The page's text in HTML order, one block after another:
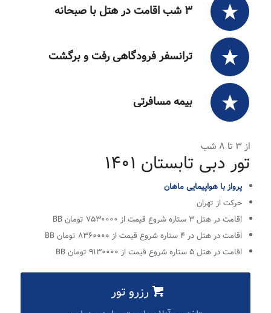
۳ شب اقامت در هتل با صبحانه
ترانسفر فرودگاهی رفت و برگشت
بیمه مسافرتی
از ۳ تا ۸ شب
تور دبی تابستان ۱۴۰۱
پرواز با هواپیمایی ماهان
حرکت از تهران
اقامت در هتل ۳ ستاره شروع قیمت از ۷۵۳۰۰۰۰‌ تومان BB
اقامت در هتل در ۴ ستاره شروع قیمت از ۸۳۶۰۰۰۰‌‌ تومان BB
اقامت در هتل ۵ ستاره شروع قیمت از ۹۱۳۰۰۰۰ تومان BB
رزرو تور